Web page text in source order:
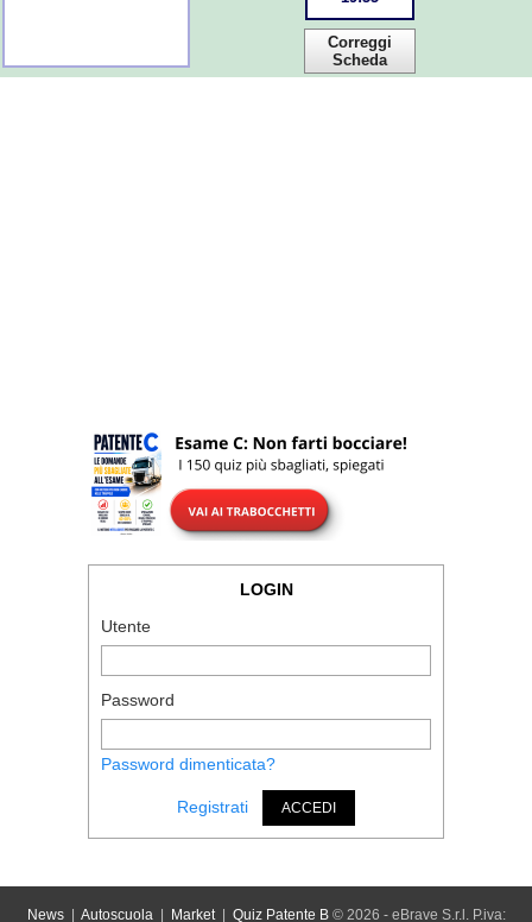
Correggi
Scheda
LOGIN
Utente
Password
Password dimenticata?
Registrati ACCEDI
News| Autoscuola| Market| Quiz Patente B© 2026 - eBrave S.r.l. P.iva: